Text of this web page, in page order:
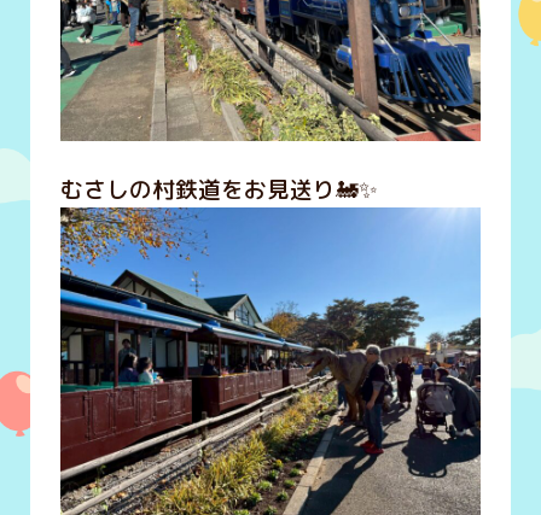
むさしの村鉄道をお見送り🚂✨